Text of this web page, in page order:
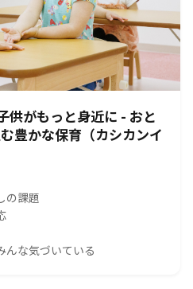
供がもっと身近に - おと
豊かな保育（カシカンイ
の課題
んな気づいている